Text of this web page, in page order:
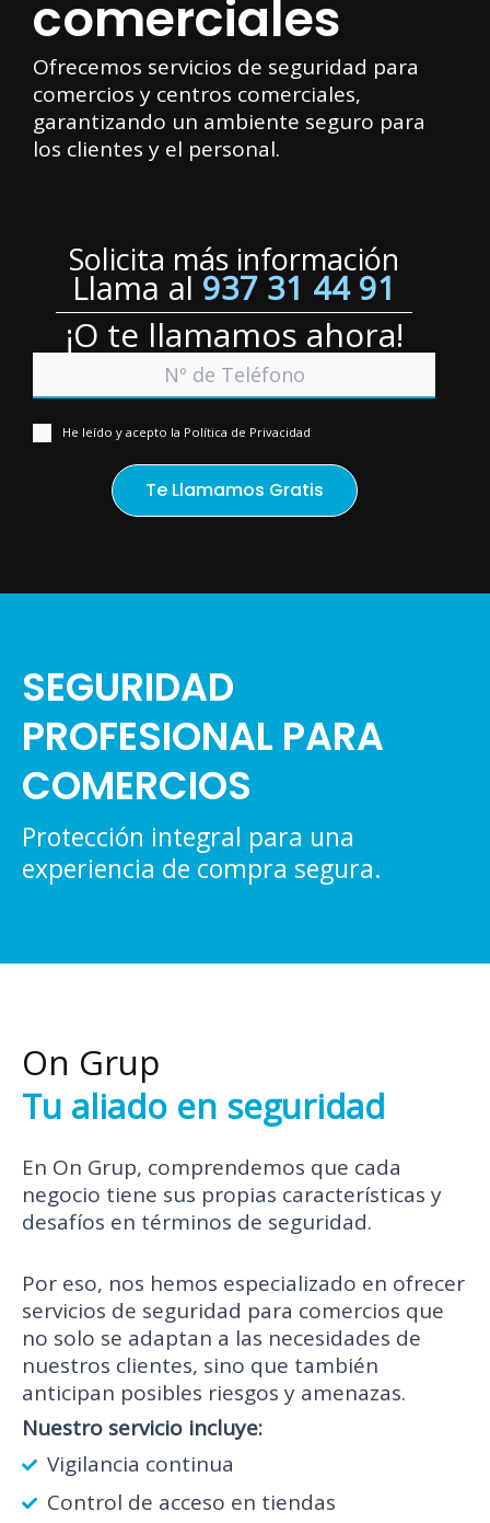
comerciales
Ofrecemos servicios de seguridad para
comercios y centros comerciales,
garantizando un ambiente seguro para
los clientes y el personal.
Solicita más información
Llama al 937 31 44 91
¡O te llamamos ahora!
He leído y acepto la Política de Privacidad
SEGURIDAD
PROFESIONAL PARA
COMERCIOS
Protección integral para una
experiencia de compra segura.
On Grup
Tu aliado en seguridad
En On Grup, comprendemos que cada
negocio tiene sus propias características y
desafíos en términos de seguridad.
Por eso, nos hemos especializado en ofrecer
servicios de seguridad para comercios que
no solo se adaptan a las necesidades de
nuestros clientes, sino que también
anticipan posibles riesgos y amenazas.
Nuestro servicio incluye:
Vigilancia continua
Control de acceso en tiendas